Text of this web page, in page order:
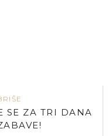
SE ZA TRI DANA